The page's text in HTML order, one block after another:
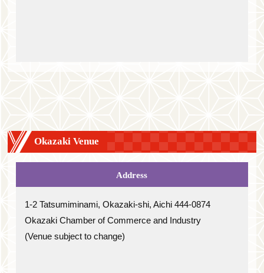
Okazaki Venue
Address
1-2 Tatsumiminami, Okazaki-shi, Aichi 444-0874
Okazaki Chamber of Commerce and Industry
(Venue subject to change)